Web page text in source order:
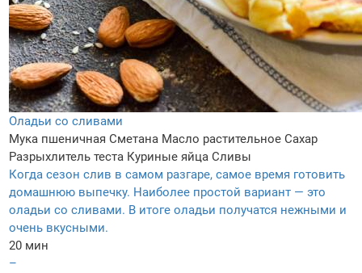
Оладьи со сливами
Мука пшеничная Сметана Масло растительное Сахар
Разрыхлитель теста Куриные яйца Сливы
Когда сезон слив в самом разгаре, самое время готовить
домашнюю выпечку. Наиболее простой вариант — это
оладьи со сливами. В итоге оладьи получатся нежными и
очень вкусными.
20 мин
–